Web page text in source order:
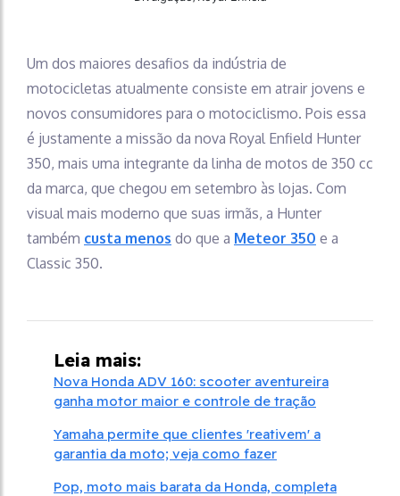
Um dos maiores desafios da indústria de
motocicletas atualmente consiste em atrair jovens e
novos consumidores para o motociclismo. Pois essa
é justamente a missão da nova Royal Enfield Hunter
350, mais uma integrante da linha de motos de 350 cc
da marca, que chegou em setembro às lojas. Com
visual mais moderno que suas irmãs, a Hunter
também custa menos do que a Meteor 350 e a
Classic 350.
Leia mais:
Nova Honda ADV 160: scooter aventureira
ganha motor maior e controle de tração
Yamaha permite que clientes 'reativem' a
garantia da moto; veja como fazer
Pop, moto mais barata da Honda, completa